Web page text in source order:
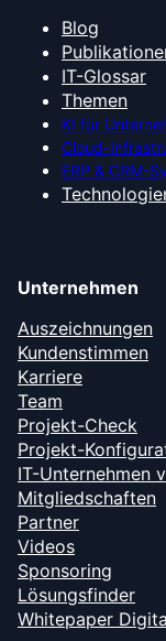
Blog
IT-Glossar
Themen
KI für
Cloud-
ERP & CRM-
Unternehmen
Auszeichnungen
Kundenstimmen
Karriere
Team
Projekt-Check
Projekt-
IT-Unternehmen
Mitgliedschaften
Partner
Videos
Sponsoring
Lösungsfinder
Whitepaper